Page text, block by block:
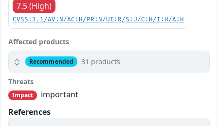
7.5 (High)
CVSS:3.1/AV:N/AC:H/PR:N/UI:R/S:U/C:H/I:H/A:H
Affected products
Recommended 31 products
Threats
Impact
important
References